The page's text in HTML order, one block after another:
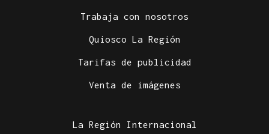
Trabaja con nosotros
Quiosco La Región
Tarifas de publicidad
Venta de imágenes
La Región Internacional